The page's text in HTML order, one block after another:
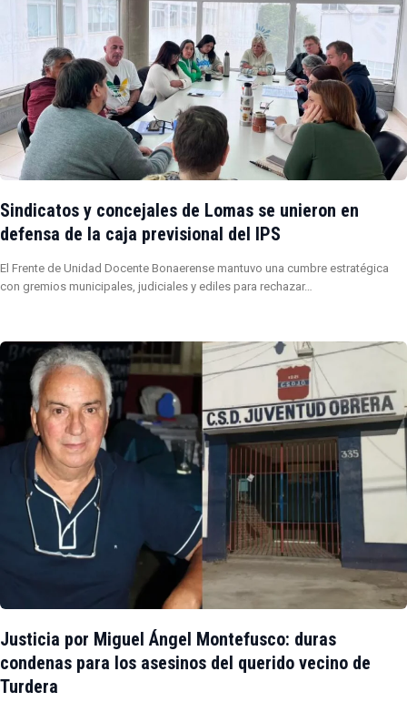
Sindicatos y concejales de Lomas se unieron en
defensa de la caja previsional del IPS
El Frente de Unidad Docente Bonaerense mantuvo una cumbre estratégica
con gremios municipales, judiciales y ediles para rechazar…
Justicia por Miguel Ángel Montefusco: duras
condenas para los asesinos del querido vecino de
Turdera